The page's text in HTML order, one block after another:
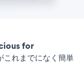
for
れまでになく簡単